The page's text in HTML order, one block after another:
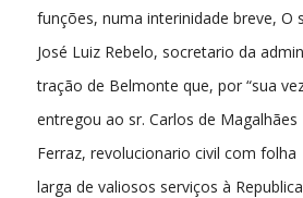
funções, numa interinidade breve, O
José Luiz Rebelo, socretario da
tração de Belmonte que, por “sua
entregou ao sr. Carlos de Magalhães
Ferraz, revolucionario civil com folha
larga de valiosos serviços à Republica